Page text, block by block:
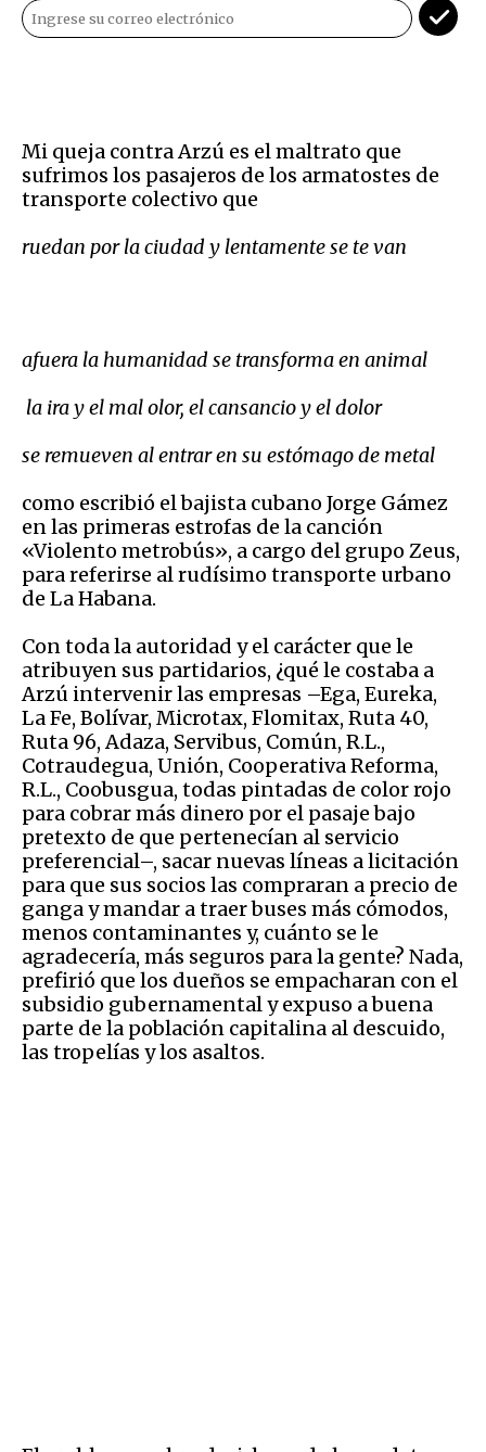
Mi queja contra Arzú es el maltrato que
sufrimos los pasajeros de los armatostes de
transporte colectivo que
ruedan por la ciudad y lentamente se te van
afuera la humanidad se transforma en animal
la ira y el mal olor, el cansancio y el dolor
se remueven al entrar en su estómago de metal
como escribió el bajista cubano Jorge Gámez
en las primeras estrofas de la canción
«Violento metrobús», a cargo del grupo Zeus,
para referirse al rudísimo transporte urbano
de La Habana.
Con toda la autoridad y el carácter que le
atribuyen sus partidarios, ¿qué le costaba a
Arzú intervenir las empresas –Ega, Eureka,
La Fe, Bolívar, Microtax, Flomitax, Ruta 40,
Ruta 96, Adaza, Servibus, Común, R.L.,
Cotraudegua, Unión, Cooperativa Reforma,
R.L., Coobusgua, todas pintadas de color rojo
para cobrar más dinero por el pasaje bajo
pretexto de que pertenecían al servicio
preferencial–, sacar nuevas líneas a licitación
para que sus socios las compraran a precio de
ganga y mandar a traer buses más cómodos,
menos contaminantes y, cuánto se le
agradecería, más seguros para la gente? Nada,
prefirió que los dueños se empacharan con el
subsidio gubernamental y expuso a buena
parte de la población capitalina al descuido,
las tropelías y los asaltos.